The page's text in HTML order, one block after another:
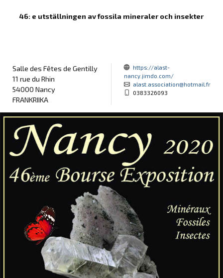
46: e utställningen av fossila mineraler och insekter
Salle des Fêtes de Gentilly
11 rue du Rhin
54000 Nancy
FRANKRIIKA
https://alast-
nancy.jimdo.com/
alast.association@hotmail.fr
0383326093